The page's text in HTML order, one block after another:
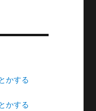
かする
かする